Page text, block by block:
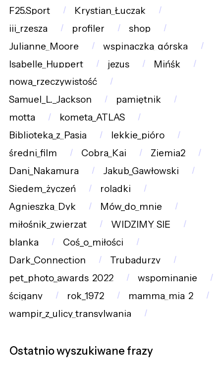
F25.Sport
Krystian_Łuczak
iii_rzesza
profiler
shop
Julianne_Moore
wspinaczka_górska
Isabelle_Huppert
jezus
Mińśk
nowa_rzeczywistość
Samuel_L._Jackson
pamiętnik
motta
kometa_ATLAS
Biblioteka_z_Pasją
lekkie_pióro
średni_film
Cobra_Kai
Ziemia2
Dani_Nakamura
Jakub_Gawłowski
Siedem_życzeń
roladki
Agnieszka_Dyk
Mów_do_mnie
miłośnik_zwierząt
WIDZIMY_SIĘ
blanka
Coś_o_miłości
Dark_Connection
Trubadurzy
pet_photo_awards_2022
wspominanie
ścigany
rok_1972
mamma_mia_2
wampir_z_ulicy_transylwania
Ostatnio wyszukiwane frazy